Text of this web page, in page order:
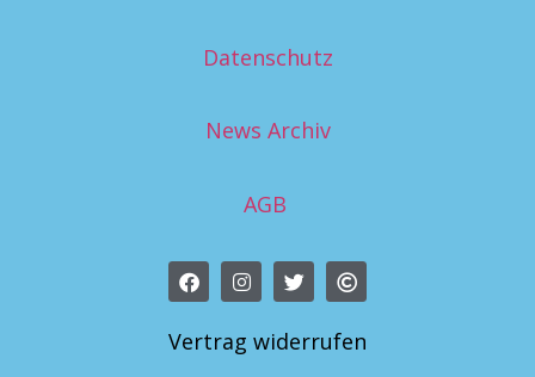
Datenschutz
News Archiv
AGB
Vertrag widerrufen